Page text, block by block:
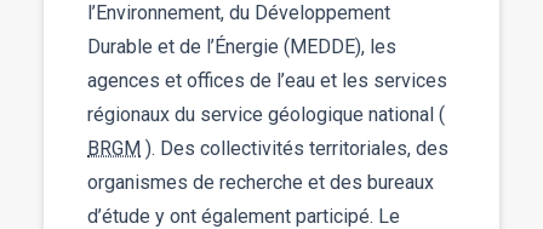
l’Environnement, du Développement
Durable et de l’Énergie (MEDDE), les
agences et offices de l’eau et les services
régionaux du service géologique national (
BRGM ). Des collectivités territoriales, des
organismes de recherche et des bureaux
d’étude y ont également participé. Le